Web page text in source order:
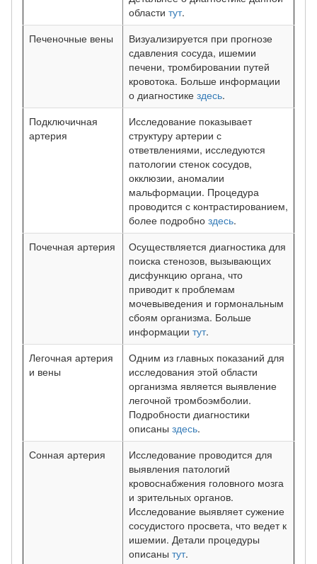
области тут.
Печеночные вены
Визуализируется при прогнозе
сдавления сосуда, ишемии
печени, тромбировании путей
кровотока. Больше информации
о диагностике здесь.
Подключичная
артерия
Исследование показывает
структуру артерии с
ответвлениями, исследуются
патологии стенок сосудов,
окклюзии, аномалии
мальформации. Процедура
проводится с контрастированием,
более подробно здесь.
Почечная артерия
Осуществляется диагностика для
поиска стенозов, вызывающих
дисфункцию органа, что
приводит к проблемам
мочевыведения и гормональным
сбоям организма. Больше
информации тут.
Легочная артерия
и вены
Одним из главных показаний для
исследования этой области
организма является выявление
легочной тромбоэмболии.
Подробности диагностики
описаны здесь.
Сонная артерия
Исследование проводится для
выявления патологий
кровоснабжения головного мозга
и зрительных органов.
Исследование выявляет сужение
сосудистого просвета, что ведет к
ишемии. Детали процедуры
описаны тут.